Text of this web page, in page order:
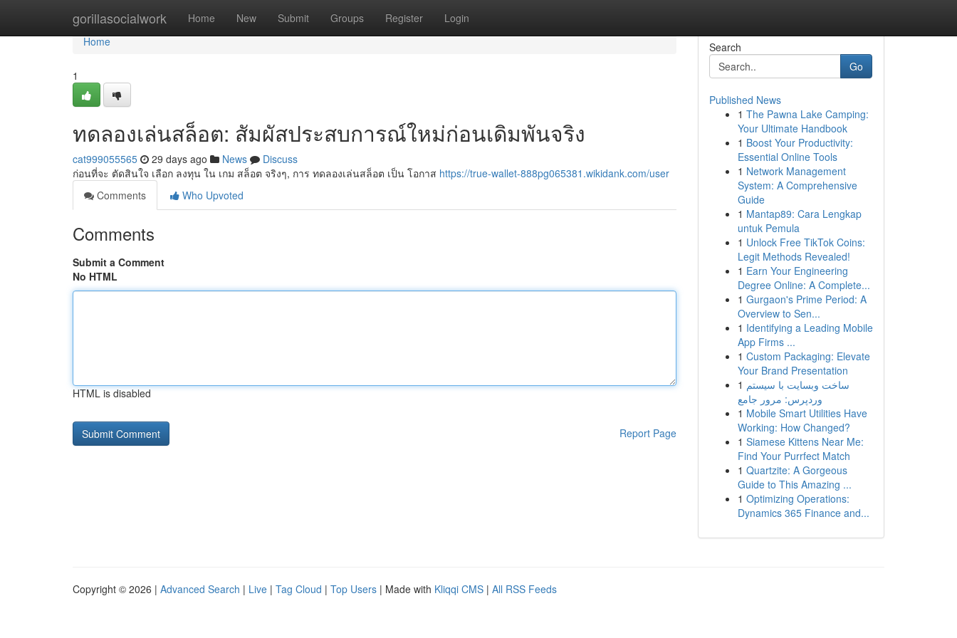
gorillasocialwork Home New Submit Groups Register Login
Home
Home
1
ทดลองเล่นสล็อต: สัมผัสประสบการณ์ใหม่ก่อนเดิมพันจริง
cat999055565 29 days ago News
Discuss
ก่อนที่จะ ตัดสินใจ เลือก ลงทุน ใน เกม สล็อต จริงๆ, การ ทดลองเล่นสล็อต เป็น โอกาส https://true-wallet-888pg065381.wikidank.com/user
Comments
Who Upvoted
Comments
Submit a Comment
No HTML
HTML is disabled
Report Page
Search
Go
Published News
1 The Pawna Lake Camping:
Your Ultimate Handbook
1 Boost Your Productivity:
Essential Online Tools
1 Network Management
System: A Comprehensive
Guide
1 Mantap89: Cara Lengkap
untuk Pemula
1 Unlock Free TikTok Coins:
Legit Methods Revealed!
1 Earn Your Engineering
Degree Online: A Complete...
1 Gurgaon's Prime Period: A
Overview to Sen...
1 Identifying a Leading Mobile
App Firms ...
1 Custom Packaging: Elevate
Your Brand Presentation
1 ساخت وبسایت با سیستم
وردپرس: مرور جامع
1 Mobile Smart Utilities Have
Working: How Changed?
1 Siamese Kittens Near Me:
Find Your Purrfect Match
1 Quartzite: A Gorgeous
Guide to This Amazing ...
1 Optimizing Operations:
Dynamics 365 Finance and...
Copyright © 2026 | Advanced Search | Live | Tag Cloud | Top Users | Made with Kliqqi CMS | All RSS Feeds